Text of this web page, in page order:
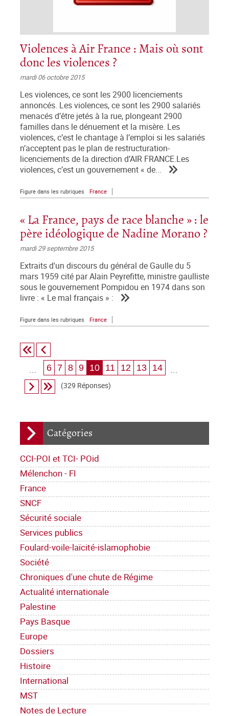
Catégories
CCI-POI et TCI- POid
Mélenchon - FI
France
SNCF
Sécurité sociale
Services publics
Foulard-voile-laïcité-islamophobie
Société
Chroniques d'une chute de Régime
Actualité internationale
Palestine
Pays Basque
Europe
Dossiers
Histoire
International
MST
Notes de Lecture
Violences à Air France : Mais où sont
donc les violences ?
mardi 06 octobre 2015
Les violences, ce sont les 2900 licenciements
annoncés. Les violences, ce sont les 2900 salariés
menacés d’être jetés à la rue, plongeant 2900
familles dans le dénuement et la misère. Les
violences, c’est le chantage à l’emploi si les salariés
n’acceptent pas le plan de restructuration-
licenciements de la direction d’AIR FRANCE.Les
violences, c’est un gouvernement « de...
Figure dans les rubriques France
« La France, pays de race blanche » : le
père idéologique de Nadine Morano ?
mardi 29 septembre 2015
Extraits d'un discours du général de Gaulle du 5
mars 1959 cité par Alain Peyrefitte, ministre gaulliste
sous le gouvernement Pompidou en 1974 dans son
livre : « Le mal français » :
Figure dans les rubriques France
... 6 7 8 9 10 11 12 13 14 ...
(329 Réponses)